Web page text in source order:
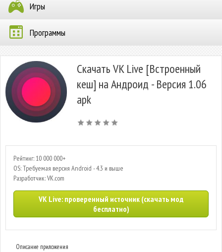
Игры
Программы
Скачать VK Live [Встроенный
кеш] на Андроид - Версия 1.06
apk
Рейтинг: 10 000 000+
OS: Требуемая версия Android - 4.3 и выше
Разработчик: VK.com
VK Live: проверенный источник (скачать мод
бесплатно)
Описание приложения